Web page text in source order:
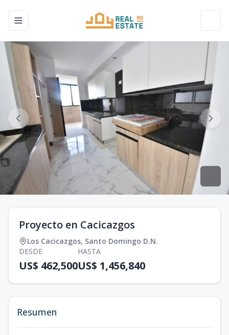
Toggle navigation menu
Proyecto en Cacicazgos
Los Cacicazgos, Santo Domingo D.N.
DESDE
US$ 462,500
HASTA
US$ 1,456,840
Resumen